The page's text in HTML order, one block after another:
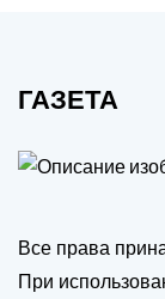
ГАЗЕТА
Все права
При